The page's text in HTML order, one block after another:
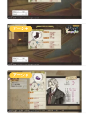
アーシャ
アーシャ